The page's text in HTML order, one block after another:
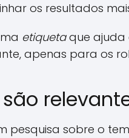
os resultados
etiquetaque ajuda
apenas para os
pesquisa sobre o